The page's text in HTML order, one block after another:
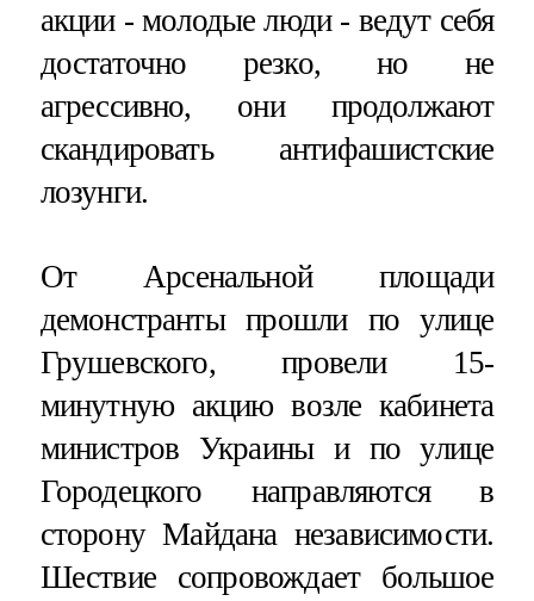
акции - молодые люди - ведут себя
достаточно резко, но не
агрессивно, они продолжают
скандировать антифашистские
лозунги.
От Арсенальной площади
демонстранты прошли по улице
Грушевского, провели 15-
минутную акцию возле кабинета
министров Украины и по улице
Городецкого направляются в
сторону Майдана независимости.
Шествие сопровождает большое